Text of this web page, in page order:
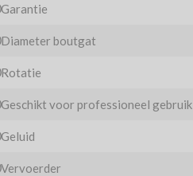
Garantie
Diameter boutgat
Rotatie
Geschikt voor professioneel gebruik
Geluid
Vervoerder